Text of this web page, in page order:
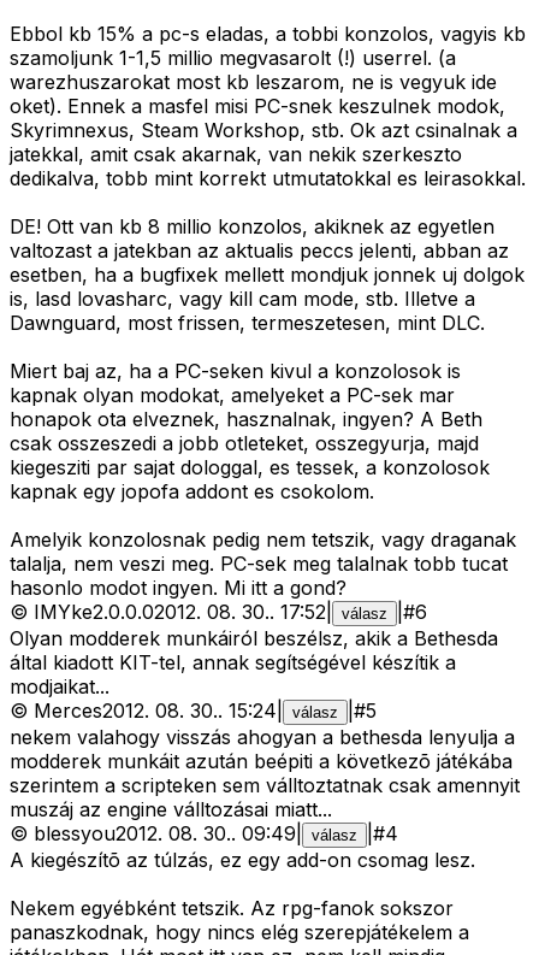
Ebbol kb 15% a pc-s eladas, a tobbi konzolos, vagyis kb
szamoljunk 1-1,5 millio megvasarolt (!) userrel. (a
warezhuszarokat most kb leszarom, ne is vegyuk ide
oket). Ennek a masfel misi PC-snek keszulnek modok,
Skyrimnexus, Steam Workshop, stb. Ok azt csinalnak a
jatekkal, amit csak akarnak, van nekik szerkeszto
dedikalva, tobb mint korrekt utmutatokkal es leirasokkal.
DE! Ott van kb 8 millio konzolos, akiknek az egyetlen
valtozast a jatekban az aktualis peccs jelenti, abban az
esetben, ha a bugfixek mellett mondjuk jonnek uj dolgok
is, lasd lovasharc, vagy kill cam mode, stb. Illetve a
Dawnguard, most frissen, termeszetesen, mint DLC.
Miert baj az, ha a PC-seken kivul a konzolosok is
kapnak olyan modokat, amelyeket a PC-sek mar
honapok ota elveznek, hasznalnak, ingyen? A Beth
csak osszeszedi a jobb otleteket, osszegyurja, majd
kiegesziti par sajat dologgal, es tessek, a konzolosok
kapnak egy jopofa addont es csokolom.
Amelyik konzolosnak pedig nem tetszik, vagy draganak
talalja, nem veszi meg. PC-sek meg talalnak tobb tucat
hasonlo modot ingyen. Mi itt a gond?
© IMYke2.0.0.02012. 08. 30.. 17:52 válasz #6
Olyan modderek munkáiról beszélsz, akik a Bethesda
által kiadott KIT-tel, annak segítségével készítik a
modjaikat...
© Merces2012. 08. 30.. 15:24 válasz #5
nekem valahogy visszás ahogyan a bethesda lenyulja a
modderek munkáit azután beépiti a következõ játékába
szerintem a scripteken sem válltoztatnak csak amennyit
muszáj az engine válltozásai miatt...
© blessyou2012. 08. 30.. 09:49 válasz #4
A kiegészítõ az túlzás, ez egy add-on csomag lesz.
Nekem egyébként tetszik. Az rpg-fanok sokszor
panaszkodnak, hogy nincs elég szerepjátékelem a